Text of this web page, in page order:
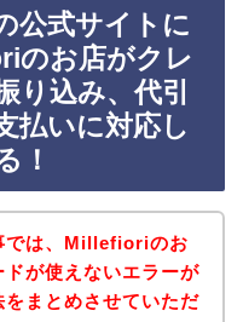
公式サイトに
のお店がクレ
り込み、代引
払いに対応し
！
では、Millefioriのお
が使えないエラーが
まとめさせていただ